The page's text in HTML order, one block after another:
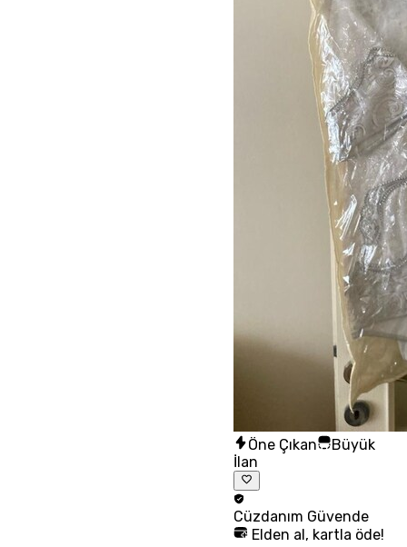
Öne Çıkan
Büyük
İlan
Cüzdanım Güvende
Elden al, kartla öde!